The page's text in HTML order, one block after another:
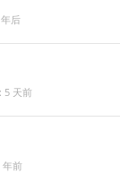
后
5 天前
年前